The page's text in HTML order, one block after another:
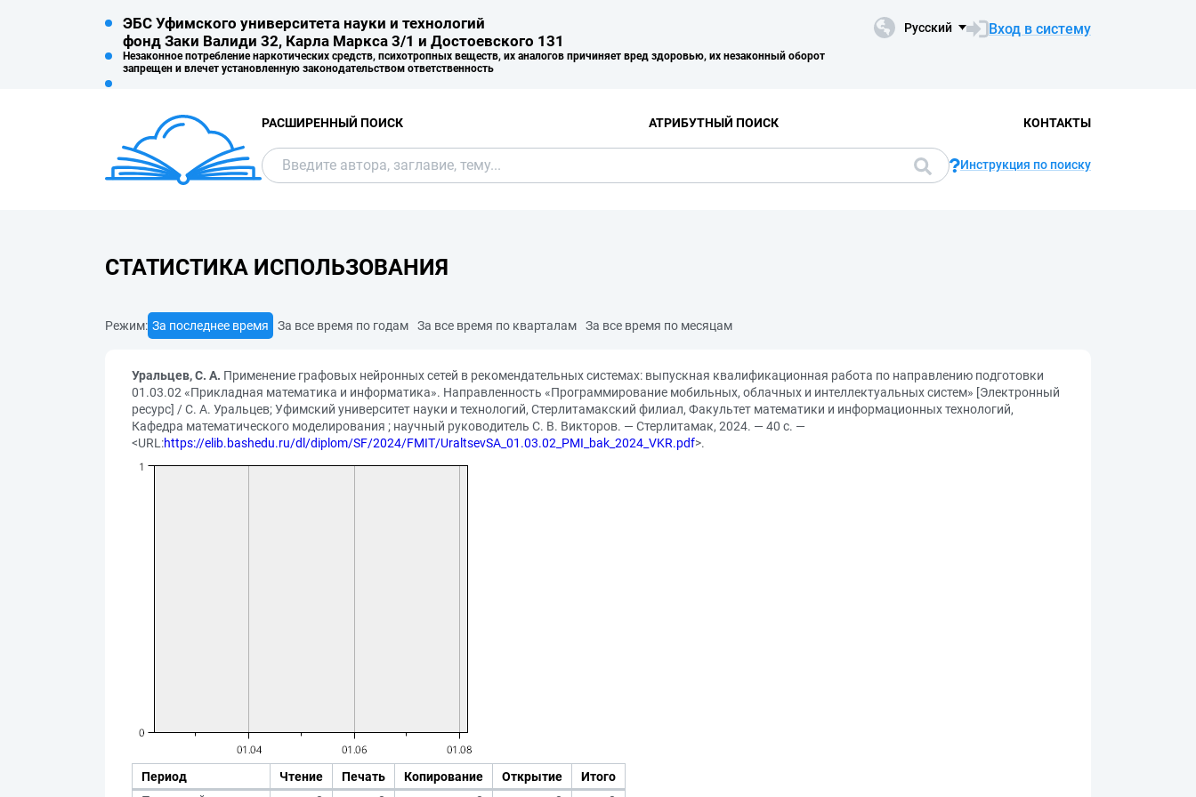
ЭБС Уфимского университета науки и технологий
фонд Заки Валиди 32, Карла Маркса 3/1 и Достоевского 131
Незаконное потребление наркотических средств, психотропных веществ, их аналогов причиняет вред здоровью, их незаконный оборот
запрещен и влечет установленную законодательством ответственность
Русский Вход в систему
РАСШИРЕННЫЙ ПОИСК АТРИБУТНЫЙ ПОИСК КОНТАКТЫ
Инструкция по поиску
СТАТИСТИКА ИСПОЛЬЗОВАНИЯ
Режим: За последнее время За все время по годам За все время по кварталам За все время по месяцам
Уральцев, С. А. Применение графовых нейронных сетей в рекомендательных системах: выпускная квалификационная работа по направлению подготовки
01.03.02 «Прикладная математика и информатика». Направленность «Программирование мобильных, облачных и интеллектуальных систем» [Электронный
ресурс] / С. А. Уральцев; Уфимский университет науки и технологий, Стерлитамакский филиал, Факультет математики и информационных технологий,
Кафедра математического моделирования ; научный руководитель С. В. Викторов. — Стерлитамак, 2024. — 40 с. —
<URL:https://elib.bashedu.ru/dl/diplom/SF/2024/FMIT/UraltsevSA_01.03.02_PMI_bak_2024_VKR.pdf>.
Период Чтение Печать Копирование Открытие
Итого